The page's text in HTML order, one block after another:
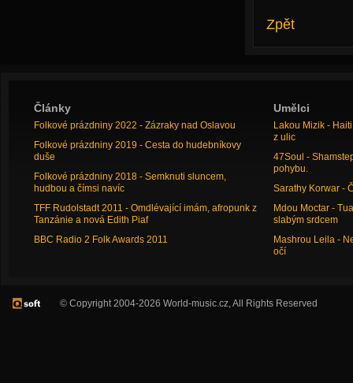
Zpět
Články
Folkové prázdniny 2022 - Zázraky nad Oslavou
Folkové prázdniny 2019 - Cesta do hudebníkovy
duše
Folkové prázdniny 2018 - Semknuti sluncem,
hudbou a čímsi navíc
TFF Rudolstadt 2011 - Omdlévající imám, afropunk z
Tanzánie a nová Edith Piaf
BBC Radio 2 Folk Awards 2011
Umělci
Lakou Mizik -
z ulic
47Soul -
pohybu.
Sarathy Korwar -
Mdou Moctar -
slabým srdcem
Mashrou Leila -
očí
© Copyright 2004-2026 World-music.cz, All Rights Reserved